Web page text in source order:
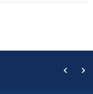
택배 발송